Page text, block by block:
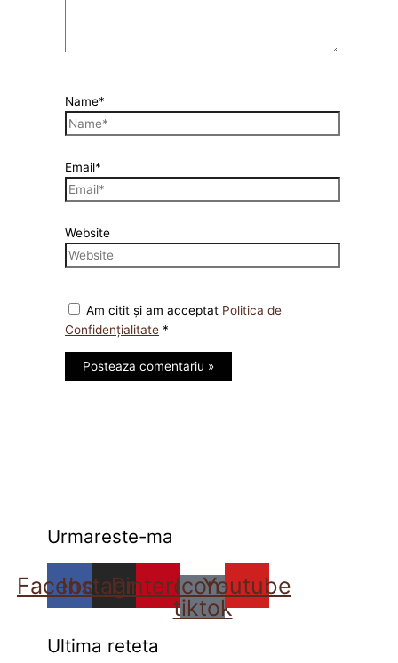
Name*
Email*
Website
Am citit și am acceptat Politica de
Confidențialitate *
Urmareste-ma
Facebook
Instagram
Pinterest
Icon-
tiktok
Youtube
Ultima reteta